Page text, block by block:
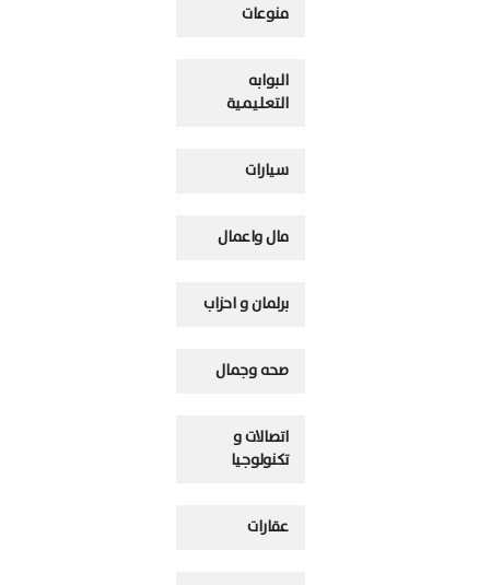
منوعات
البوابه
التعليمية
سيارات
مال واعمال
برلمان و احزاب
صحه وجمال
اتصالات و
تكنولوجيا
عقارات